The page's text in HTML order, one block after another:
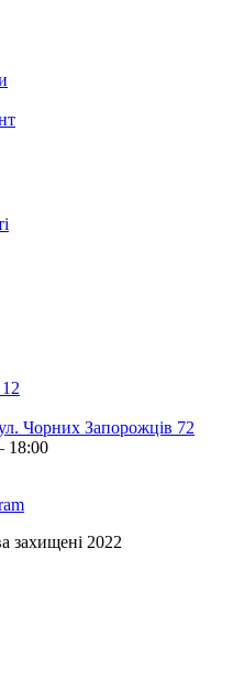
Чорних Запорожців 72
18:00
захищені 2022